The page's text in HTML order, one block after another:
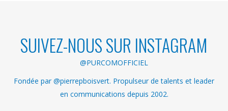
SUIVEZ-NOUS SUR INSTAGRAM
@PURCOMOFFICIEL
Fondée par @pierrepboisvert. Propulseur de talents et leader
en communications depuis 2002.